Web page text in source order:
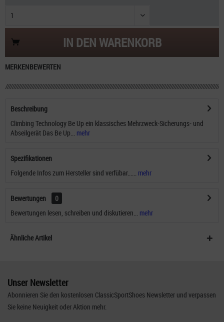
IN DENWARENKORB
MERKENBEWERTEN
Beschreibung
Climbing Technology Be Up ein klassisches Mehrzweck-Sicherungs- und
Abseilgerät Das Be Up...
mehr
Spezifikationen
Folgende Infos zum Hersteller sind verfübar...... mehr
Bewertungen
0
Bewertungen lesen, schreiben und diskutieren...
mehr
Ähnliche Artikel
Unser Newsletter
Abonnieren Sie den kostenlosen ClassicSportShoes Newsletter und verpassen
Sie keine Neuigkeit oder Aktion mehr.